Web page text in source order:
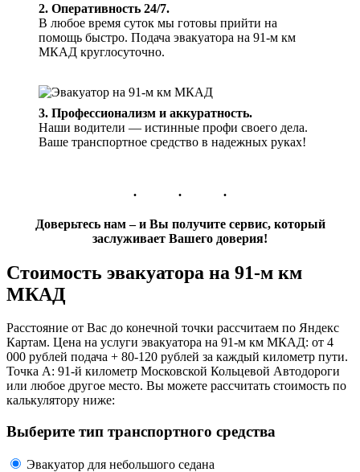
2. Оперативность 24/7.
В любое время суток мы готовы прийти на
помощь быстро. Подача эвакуатора на 91-м км
МКАД круглосуточно.
3. Профессионализм и аккуратность.
Наши водители — истинные профи своего дела.
Ваше транспортное средство в надежных руках!
Доверьтесь нам – и Вы получите сервис, который
заслуживает Вашего доверия!
Стоимость эвакуатора на 91-м км
МКАД
Расстояние от Вас до конечной точки рассчитаем по Яндекс
Картам. Цена на услуги эвакуатора на 91-м км МКАД: от 4
000 рублей подача + 80-120 рублей за каждый километр пути.
Точка А: 91-й километр Московской Кольцевой Автодороги
или любое другое место. Вы можете рассчитать стоимость по
калькулятору ниже:
Выберите тип транспортного средства
Эвакуатор для небольшого седана